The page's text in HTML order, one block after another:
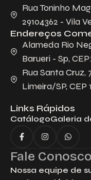
Rua Toninho
29104362 - Vila
Endereços
Alameda Rio
Barueri - Sp,
Rua Santa Cruz,
Limeira/SP, CEP
Links Rápidos
CatálogoGaleria
Fale Conosco
Nossa equipe de
Aceito receber